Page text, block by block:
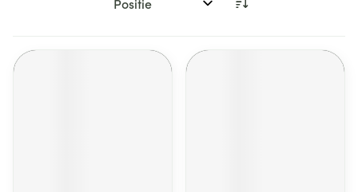
Sorteer op: